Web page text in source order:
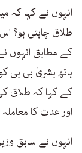
انہوں نے کہا کہ
طلاق چاہتی ہو؟
ہاتھ بشریٰ بی بی
کے کہا کہ طلاق
اور عدت کا
انہوں نے سابق